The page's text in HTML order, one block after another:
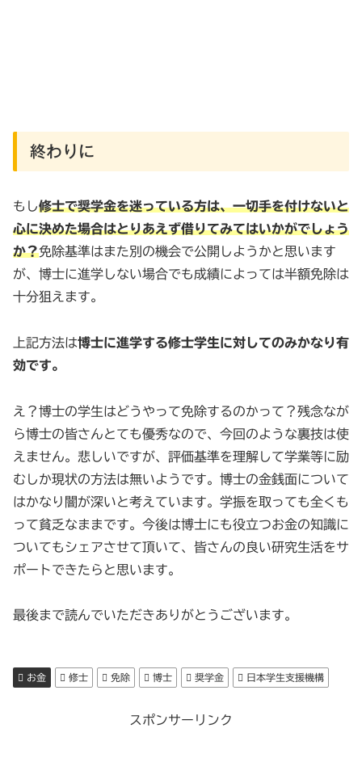
終わりに
もし修士で奨学金を迷っている方は、一切手を付けないと
心に決めた場合はとりあえず借りてみてはいかがでしょう
か？免除基準はまた別の機会で公開しようかと思います
が、博士に進学しない場合でも成績によっては半額免除は
十分狙えます。
上記方法は博士に進学する修士学生に対してのみかなり有
効です。
え？博士の学生はどうやって免除するのかって？残念なが
ら博士の皆さんとても優秀なので、今回のような裏技は使
えません。悲しいですが、評価基準を理解して学業等に励
むしか現状の方法は無いようです。博士の金銭面について
はかなり闇が深いと考えています。学振を取っても全くも
って貧乏なままです。今後は博士にも役立つお金の知識に
ついてもシェアさせて頂いて、皆さんの良い研究生活をサ
ポートできたらと思います。
最後まで読んでいただきありがとうございます。
お金 修士 免除 博士 奨学金 日本学生支援機構
スポンサーリンク